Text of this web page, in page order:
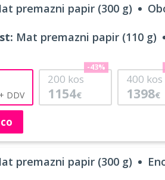
premazni papir (300 g)
Mat premazni papir (110 g)
200 kos
1154€
-43%
400 kos
1398€
premazni papir (300 g)